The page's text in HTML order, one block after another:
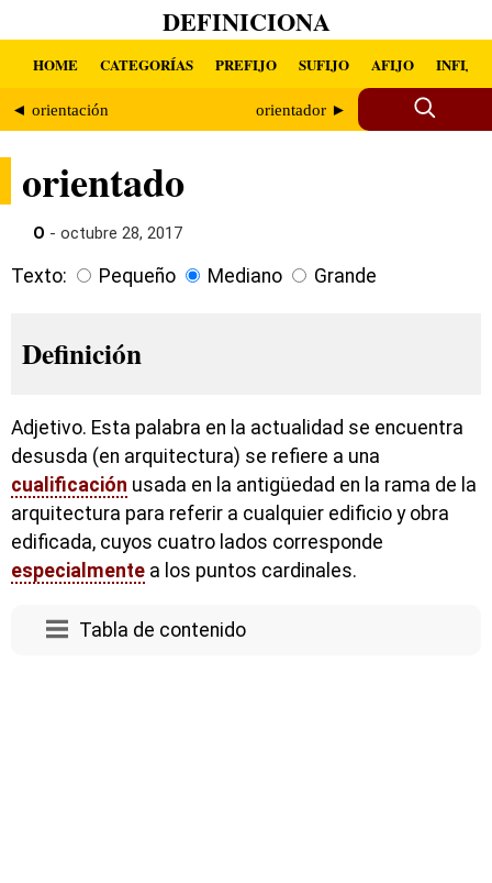
DEFINICIONA
HOME CATEGORÍAS PREFIJO SUFIJO AFIJO INFIJO
◄ orientación orientador ►
orientado
O - octubre 28, 2017
Texto: Pequeño Mediano Grande
Definición
Adjetivo. Esta palabra en la actualidad se encuentra
desusda (en arquitectura) se refiere a una
cualificación usada en la antigüedad en la rama de la
arquitectura para referir a cualquier edificio y obra
edificada, cuyos cuatro lados corresponde
especialmente a los puntos cardinales.
Tabla de contenido